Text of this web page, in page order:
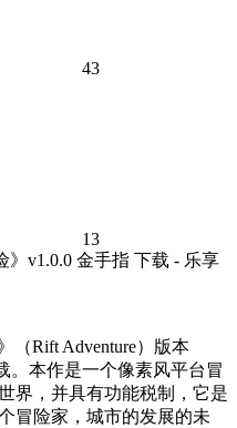
43
13
（Rift Adventure）版本
。本作是一个像素风平台冒
界，并具有功能税制，它是
冒险家，城市的发展的未